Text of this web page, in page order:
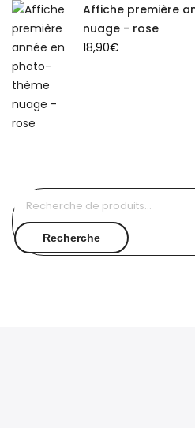
Affiche première
nuage - rose
18,90€
Recherche